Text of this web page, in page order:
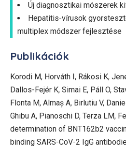
Új diagnosztikai mószerek
Hepatitis-vírusok
multiplex módszer fejlesztése
Publikációk
Korodi M, Horváth I, Rákosi K,
Dallos-Fejér K, Simai E, Páll O,
Flonta M, Almaș A, Birlutiu V,
Ghibu A, Pianoschi D, Terza LM,
determination of BNT162b2
binding SARS-CoV-2 IgG